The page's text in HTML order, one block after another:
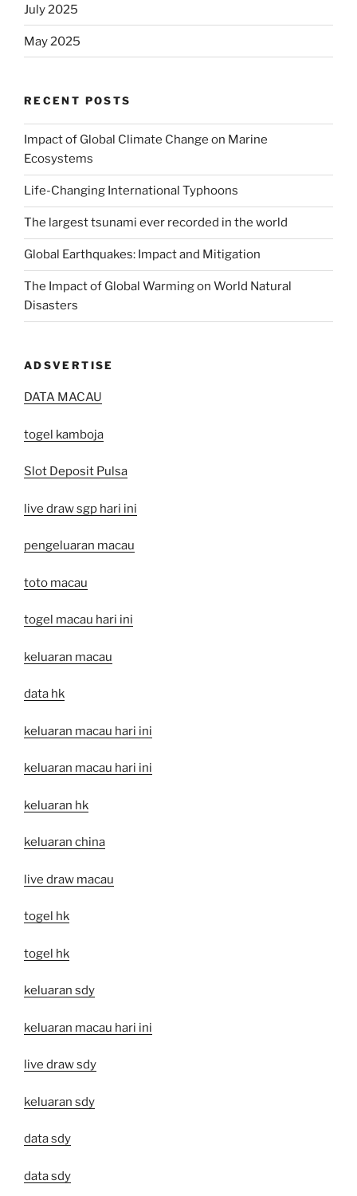
July 2025
May 2025
RECENT POSTS
Impact of Global Climate Change on Marine
Ecosystems
Life-Changing International Typhoons
The largest tsunami ever recorded in the world
Global Earthquakes: Impact and Mitigation
The Impact of Global Warming on World Natural
Disasters
ADSVERTISE
DATA MACAU
togel kamboja
Slot Deposit Pulsa
live draw sgp hari ini
pengeluaran macau
toto macau
togel macau hari ini
keluaran macau
data hk
keluaran macau hari ini
keluaran macau hari ini
keluaran hk
keluaran china
live draw macau
togel hk
togel hk
keluaran sdy
keluaran macau hari ini
live draw sdy
keluaran sdy
data sdy
data sdy